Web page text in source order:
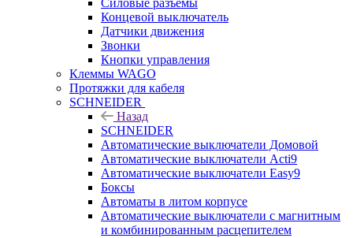
Силовые разъемы
Концевой выключатель
Датчики движения
Звонки
Кнопки управления
Клеммы WAGO
Протяжки для кабеля
SCHNEIDER
Назад
SCHNEIDER
Автоматические выключатели Домовой
Автоматические выключатели Acti9
Автоматические выключатели Easy9
Боксы
Автоматы в литом корпусе
Автоматические выключатели с магнитным
и комбинированным расцепителем